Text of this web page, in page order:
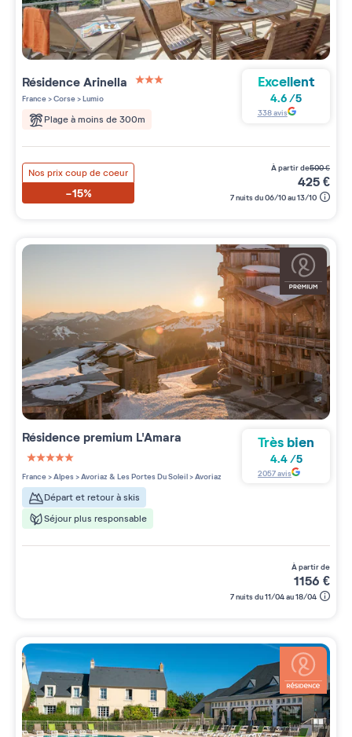
RésidenceArinella
France>Corse>Lumio
Plage à moins de 300m
Excellent
4.6/5
338avis
Nos prix coup de coeur
-15%
à partir de500€
425€
7 nuits du 06/10 au 13/10
Résidence premium L'Amara
5 étoiles sur 5
France>Alpes>Avoriaz & Les Portes Du Soleil>Avoriaz
Départ et retour à skis
Séjour plus responsable
Très bien
4.4/5
2057avis
à partir de
1156 €
7 nuits du 11/04 au 18/04